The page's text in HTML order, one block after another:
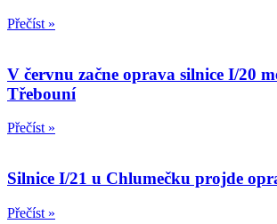
Přečíst »
V červnu začne oprava silnice I/20
Třebouní
Přečíst »
Silnice I/21 u Chlumečku projde
Přečíst »